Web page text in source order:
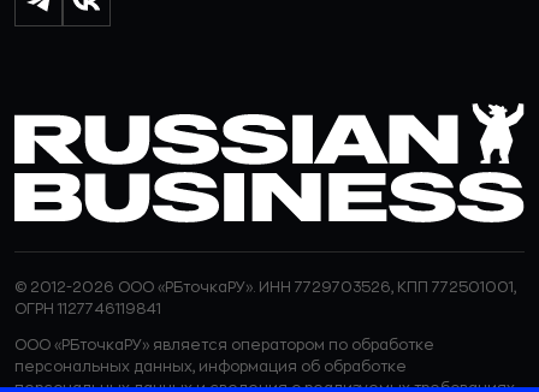
© 2012-2026 ООО «РБточкаРУ». ИНН 7729703526, КПП 772501001,
ОГРН 1127746119841
ООО «РБточкаРУ» является оператором по обработке
персональных данных, информация об обработке
персональных данных и сведения о реализуемых требованиях